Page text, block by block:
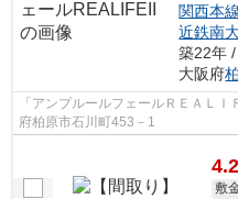
関西本線
近鉄南
築22年
大阪府
「アンプルールフェールＲＥＡＬ
府柏原市石川町453－1
敷